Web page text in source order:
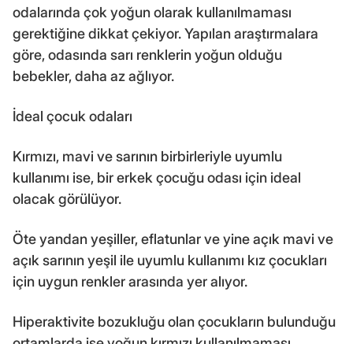
odalarında çok yoğun olarak kullanılmaması
gerektiğine dikkat çekiyor. Yapılan araştırmalara
göre, odasında sarı renklerin yoğun olduğu
bebekler, daha az ağlıyor.
İdeal çocuk odaları
Kırmızı, mavi ve sarının birbirleriyle uyumlu
kullanımı ise, bir erkek çocuğu odası için ideal
olacak görülüyor.
Öte yandan yeşiller, eflatunlar ve yine açık mavi ve
açık sarının yeşil ile uyumlu kullanımı kız çocukları
için uygun renkler arasında yer alıyor.
Hiperaktivite bozukluğu olan çocukların bulunduğu